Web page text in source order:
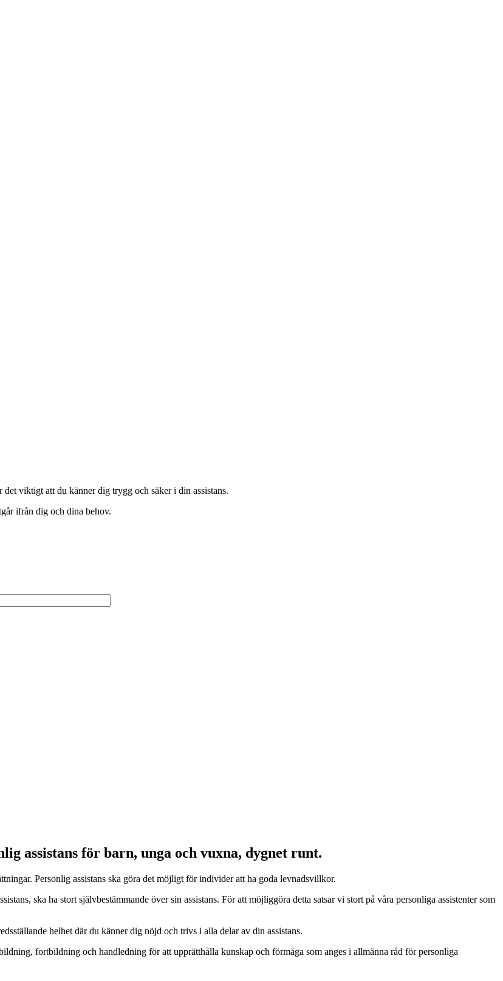
viktigt att du känner dig trygg och säker i din assistans.
ifrån dig och dina behov.
assistans för barn, unga och vuxna, dygnet runt.
Personlig assistans ska göra det möjligt för individer att ha goda levnadsvillkor.
ska ha stort självbestämmande över sin assistans. För att möjliggöra detta satsar vi stort på våra personliga assistenter som
helhet där du känner dig nöjd och trivs i alla delar av din assistans.
fortbildning och handledning för att upprätthålla kunskap och förmåga som anges i allmänna råd för personliga